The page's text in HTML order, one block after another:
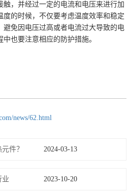
，并经过一定的电流和电压来进行加
的时候，不仅要考虑温度效率和稳定
避免因电压过高或者电流过大导致的电
也要注意相应的防护措施。
news/62.html
件？ 2024-03-13
业 2023-10-20